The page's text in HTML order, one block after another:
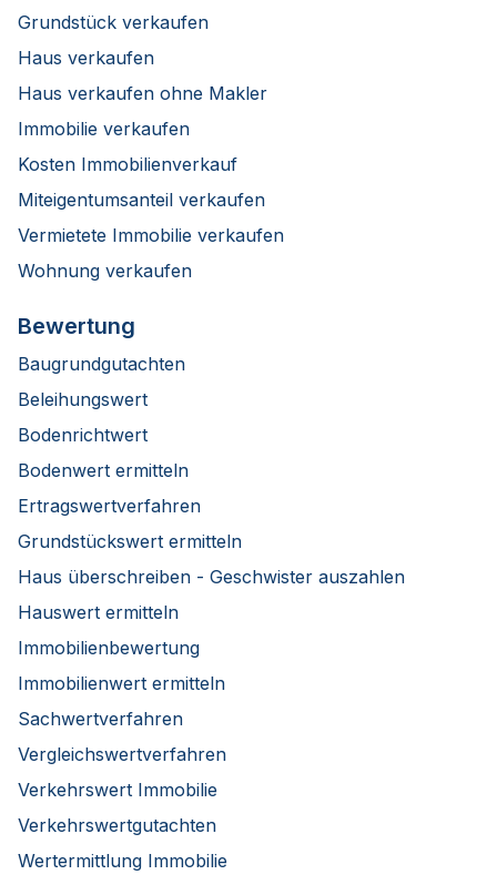
Grundstück verkaufen
Haus verkaufen
Haus verkaufen ohne Makler
Immobilie verkaufen
Kosten Immobilienverkauf
Miteigentumsanteil verkaufen
Vermietete Immobilie verkaufen
Wohnung verkaufen
Bewertung
Baugrundgutachten
Beleihungswert
Bodenrichtwert
Bodenwert ermitteln
Ertragswertverfahren
Grundstückswert ermitteln
Haus überschreiben - Geschwister auszahlen
Hauswert ermitteln
Immobilienbewertung
Immobilienwert ermitteln
Sachwertverfahren
Vergleichswertverfahren
Verkehrswert Immobilie
Verkehrswertgutachten
Wertermittlung Immobilie